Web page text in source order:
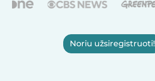
Noriu užsiregistruoti!